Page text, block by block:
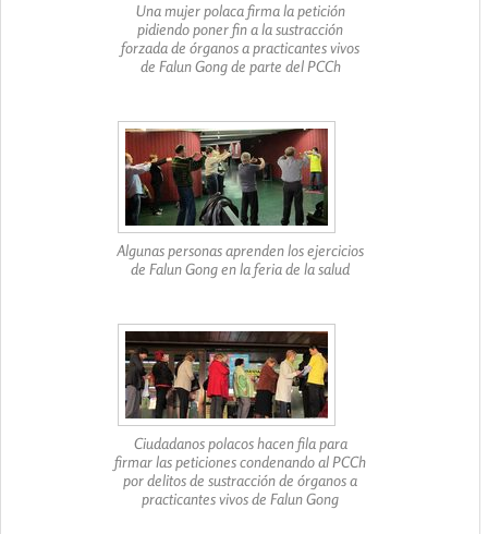
Una mujer polaca firma la petición
pidiendo poner fin a la sustracción
forzada de órganos a practicantes vivos
de Falun Gong de parte del PCCh
Algunas personas aprenden los ejercicios
de Falun Gong en la feria de la salud
Ciudadanos polacos hacen fila para
firmar las peticiones condenando al PCCh
por delitos de sustracción de órganos a
practicantes vivos de Falun Gong